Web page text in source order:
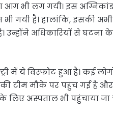
भी लग गयी। इस
गयी है। हालांकि, इसकी अभी
अधिकारियों से घटना के
में ये विस्फोट हुआ है। कई
टीम मौके पर पहुंच गई है
अस्पताल भी पहुंचाया जा